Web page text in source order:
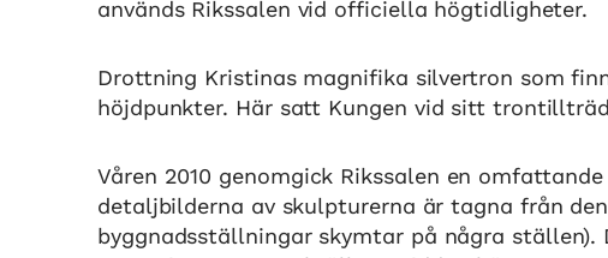
används Rikssalen vid officiella högtidligheter.
Drottning Kristinas magnifika silvertron som
höjdpunkter. Här satt Kungen vid sitt
Våren 2010 genomgick Rikssalen en
detaljbilderna av skulpturerna är tagna från
byggnadsställningar skymtar på några ställen).